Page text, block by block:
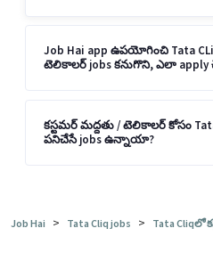
Job Hai app ఉపయోగించి Tata
టెలికాలర్ jobs కనుగొని, ఎలా
కస్టమర్ మద్దతు / టెలికాలర్ కోసం
పనిచేసే jobs ఉన్నాయా?
Job Hai > Tata Cliq jobs > Tata Cliqలో